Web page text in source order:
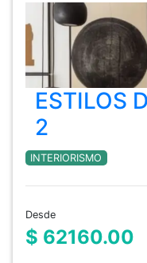
ESTILOS
2
INTERIORISMO
Desde
$ 62160.00